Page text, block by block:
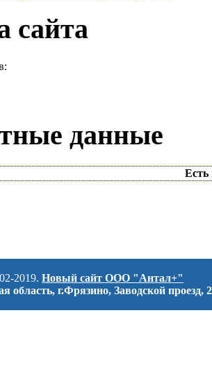
сайта
данные
Есть
2019. Новый сайт ООО "Антал+"
область, г.Фрязино, Заводской проезд, 2